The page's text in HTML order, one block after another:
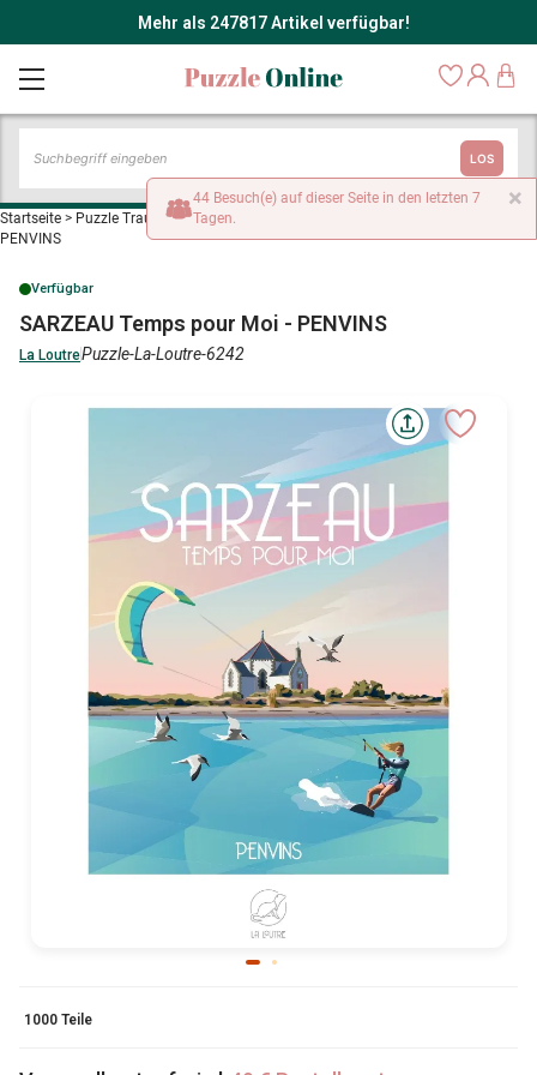
Mehr als 247817 Artikel verfügbar!
LOS
Startseite > Puzzle Traumstrände und Inseln
PENVINS
Verfügbar
SARZEAU Temps pour Moi - PENVINS
La LoutrePuzzle-La-Loutre-6242
1000 Teile
×
44 Besuch(e) auf dieser Seite in den letzten 7
Tagen.